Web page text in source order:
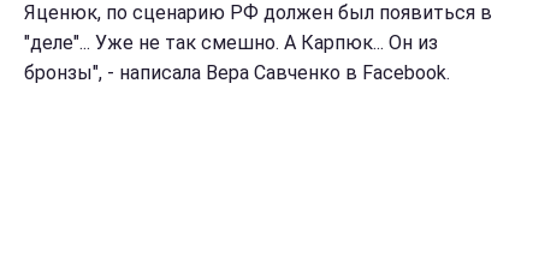
Яценюк, по сценарию РФ должен был появиться в
"деле"... Уже не так смешно. А Карпюк... Он из
бронзы", - написала Вера Савченко в Facebook.